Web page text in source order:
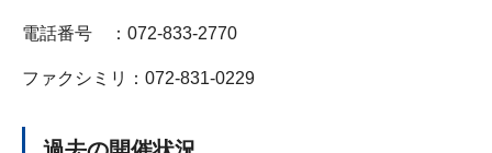
電話番号 ：072-833-2770
ファクシミリ：072-831-0229